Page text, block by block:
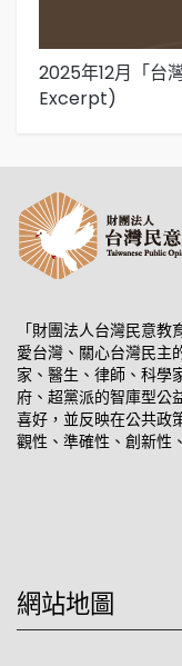
2025年12月「台
Excerpt)
「財團法人台灣民意
愛台灣、關心台灣民主
家、醫生、律師、科學
府、超黨派的智庫型公
喜好，並反映在公共政
觀性、準確性、創新性
網站地圖